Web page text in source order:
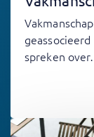
spreken